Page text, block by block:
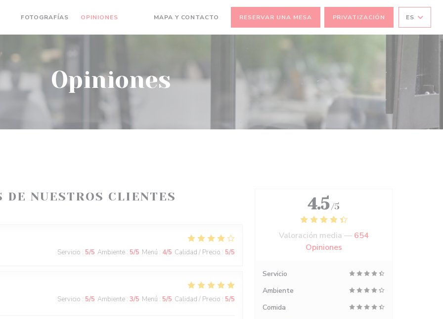
FOTOGRAFÍAS OPINIONES MAPA Y CONTACTO RESERVAR UNA MESA PRIVATIZACIÓN ES
Opiniones
DE NUESTROS CLIENTES
Servicio : 5/5 Ambiente : 5/5 Menú : 4/5 Calidad / Precio : 5/5
Servicio : 5/5 Ambiente : 3/5 Menú : 5/5 Calidad / Precio : 5/5
4.5 /5
Valoración media — 654
Opiniones
Servicio
Ambiente
Comida